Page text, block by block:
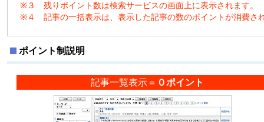
※３ 残りポイント数は検索サービスの画面上に表示されます。
※４ 記事の一括表示は、表示した記事の数のポイントが消費さ
ポイント制説明
記事一覧表示＝ ０ポイント